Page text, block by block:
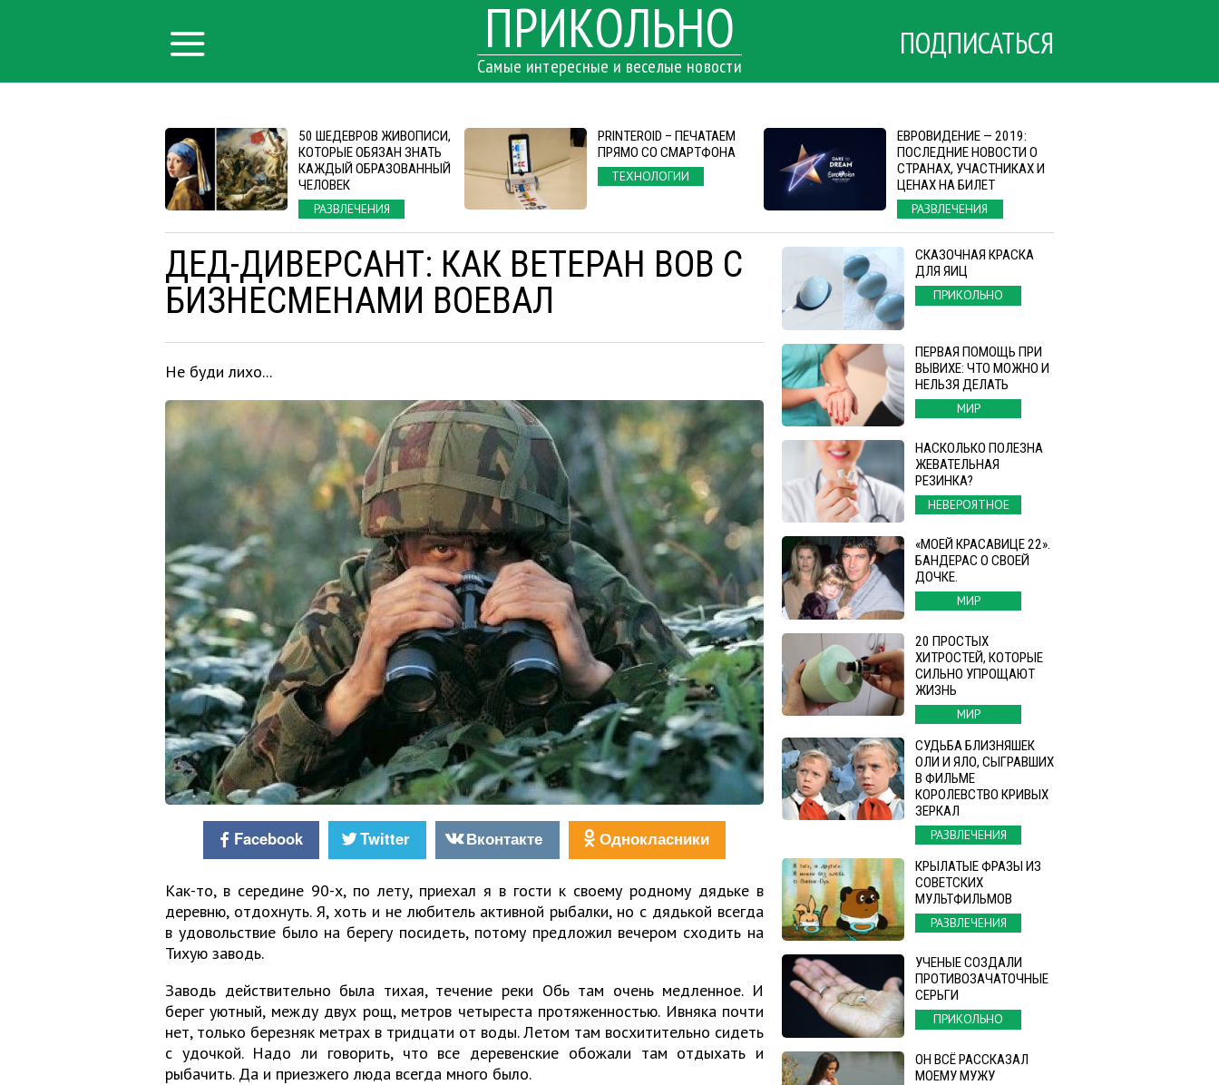
ПРИКОЛЬНО
Самые интересные и веселые новости
ПОДПИСАТЬСЯ
50 ШЕДЕВРОВ ЖИВОПИСИ,
КОТОРЫЕ ОБЯЗАН ЗНАТЬ
КАЖДЫЙ ОБРАЗОВАННЫЙ
ЧЕЛОВЕК
РАЗВЛЕЧЕНИЯ
PRINTEROID – ПЕЧАТАЕМ
ПРЯМО СО СМАРТФОНА
ТЕХНОЛОГИИ
ЕВРОВИДЕНИЕ — 2019:
ПОСЛЕДНИЕ НОВОСТИ О
СТРАНАХ, УЧАСТНИКАХ И
ЦЕНАХ НА БИЛЕТ
РАЗВЛЕЧЕНИЯ
ДЕД-ДИВЕРСАНТ: КАК ВЕТЕРАН ВОВ С
БИЗНЕСМЕНАМИ ВОЕВАЛ
Не буди лихо...
Facebook Twitter Вконтакте Однокласники
Как-то, в середине 90-х, по лету, приехал я в гости к своему родному дядьке в
деревню, отдохнуть. Я, хоть и не любитель активной рыбалки, но с дядькой всегда
в удовольствие было на берегу посидеть, потому предложил вечером сходить на
Тихую заводь.
Заводь действительно была тихая, течение реки Обь там очень медленное. И
берег уютный, между двух рощ, метров четыреста протяженностью. Ивняка почти
нет, только березняк метрах в тридцати от воды. Летом там восхитительно сидеть
с удочкой. Надо ли говорить, что все деревенские обожали там отдыхать и
рыбачить. Да и приезжего люда всегда много было.
СКАЗОЧНАЯ КРАСКА
ДЛЯ ЯИЦ
ПРИКОЛЬНО
ПЕРВАЯ ПОМОЩЬ ПРИ
ВЫВИХЕ: ЧТО МОЖНО И
НЕЛЬЗЯ ДЕЛАТЬ
МИР
НАСКОЛЬКО ПОЛЕЗНА
ЖЕВАТЕЛЬНАЯ
РЕЗИНКА?
НЕВЕРОЯТНОЕ
«МОЕЙ КРАСАВИЦЕ 22».
БАНДЕРАС О СВОЕЙ
ДОЧКЕ.
МИР
20 ПРОСТЫХ
ХИТРОСТЕЙ, КОТОРЫЕ
СИЛЬНО УПРОЩАЮТ
ЖИЗНЬ
МИР
СУДЬБА БЛИЗНЯШЕК
ОЛИ И ЯЛО, СЫГРАВШИХ
В ФИЛЬМЕ
КОРОЛЕВСТВО КРИВЫХ
ЗЕРКАЛ
РАЗВЛЕЧЕНИЯ
КРЫЛАТЫЕ ФРАЗЫ ИЗ
СОВЕТСКИХ
МУЛЬТФИЛЬМОВ
РАЗВЛЕЧЕНИЯ
УЧЕНЫЕ СОЗДАЛИ
ПРОТИВОЗАЧАТОЧНЫЕ
СЕРЬГИ
ПРИКОЛЬНО
ОН ВСЁ РАССКАЗАЛ
МОЕМУ МУЖУ